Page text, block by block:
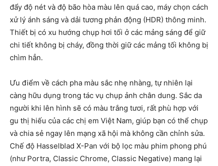
đẩy độ nét và độ bão hòa màu lên quá cao, máy chọn cách
xử lý ánh sáng và dải tương phản động (HDR) thông minh.
Thiết bị có xu hướng chụp hơi tối ở các mảng sáng để giữ
chi tiết không bị cháy, đồng thời giữ các mảng tối không bị
chìm hẳn.
Ưu điểm về cách pha màu sắc nhẹ nhàng, tự nhiên lại
càng hữu dụng trong tác vụ chụp ảnh chân dung. Sắc da
người khi lên hình sẽ có màu trắng tươi, rất phù hợp với
gu thị hiếu của các chị em Việt Nam, giúp bạn có thể chụp
và chia sẻ ngay lên mạng xã hội mà không cần chỉnh sửa.
Chế độ Hasselblad X-Pan với bộ lọc màu phim phong phú
(như Portra, Classic Chrome, Classic Negative) mang lại